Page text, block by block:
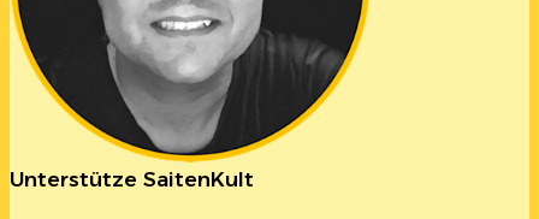
Unterstütze SaitenKult